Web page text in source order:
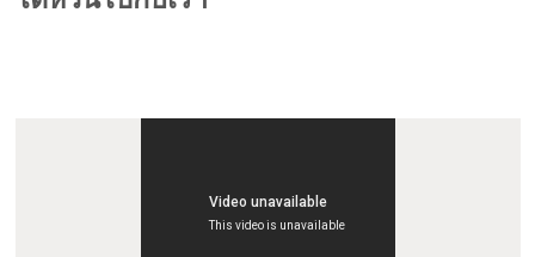
62533131 Ext.6010、 6011
STUST ( Southern Taiwan University of Science and